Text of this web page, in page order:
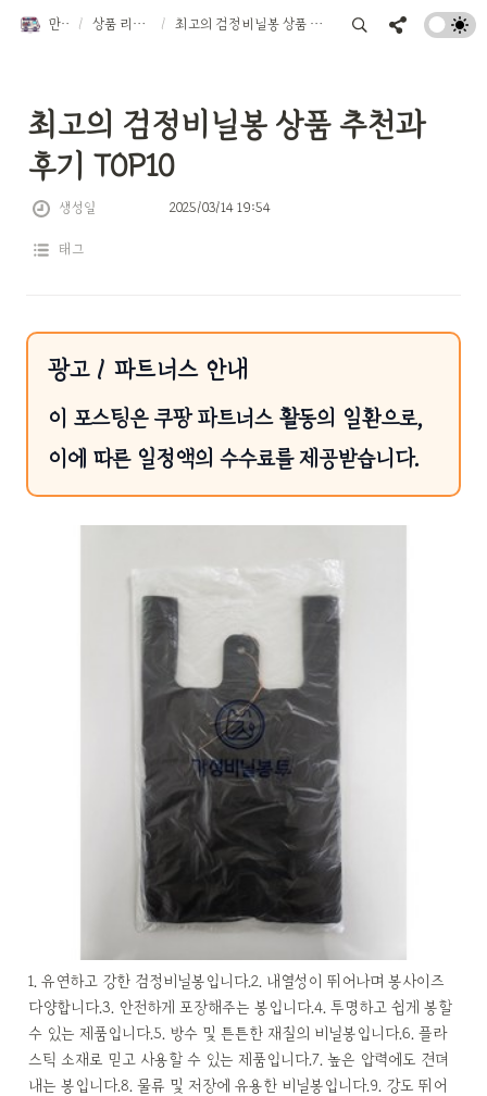
만물트럭 / 상품 리뷰 TOP 10 / 최고의 검정비닐봉 상품 추천과 후기 TOP10
최고의 검정비닐봉 상품 추천과
후기 TOP10
생성일 2025/03/14 19:54
태그
광고 / 파트너스 안내
이 포스팅은 쿠팡 파트너스 활동의 일환으로,
이에 따른 일정액의 수수료를 제공받습니다.
1. 유연하고 강한 검정비닐봉입니다.2. 내열성이 뛰어나며 봉사이즈
다양합니다.3. 안전하게 포장해주는 봉입니다.4. 투명하고 쉽게 봉할
수 있는 제품입니다.5. 방수 및 튼튼한 재질의 비닐봉입니다.6. 플라
스틱 소재로 믿고 사용할 수 있는 제품입니다.7. 높은 압력에도 견뎌
내는 봉입니다.8. 물류 및 저장에 유용한 비닐봉입니다.9. 강도 뛰어